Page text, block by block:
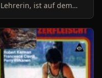
Lehrerin, ist auf dem
Weg in ein
Mädcheninternat, wo sie
eine neue Anstellung
bekommen hat. Nach
der langen Reise